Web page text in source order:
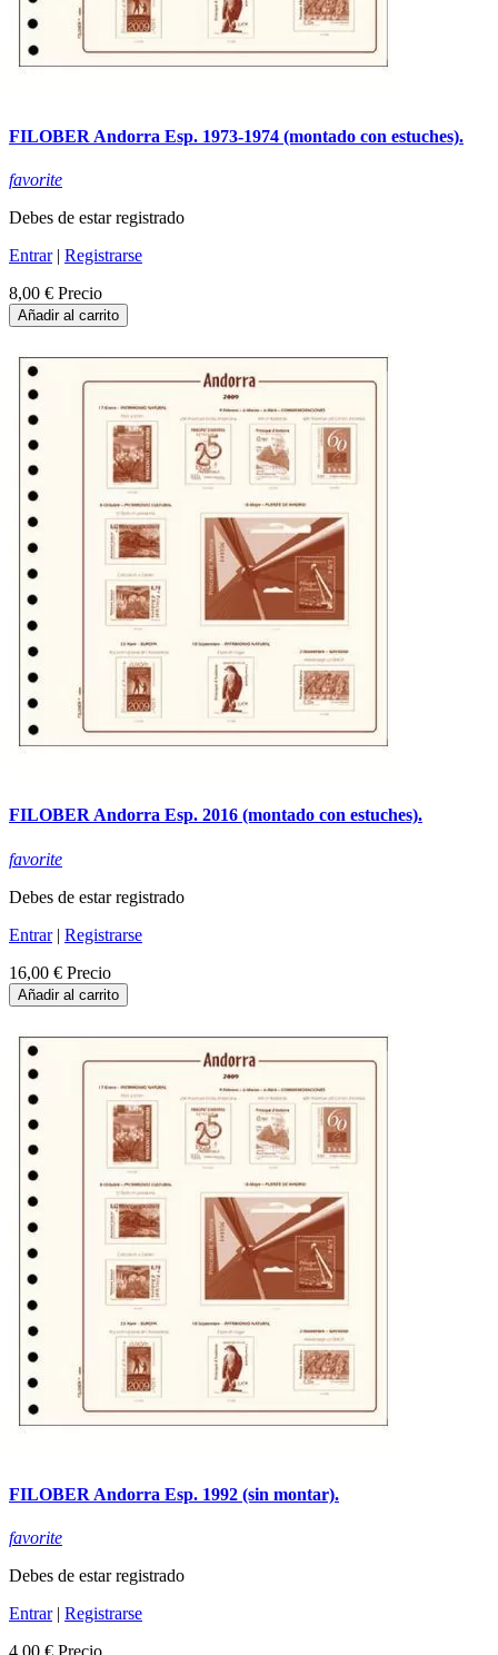
FILOBER Andorra Esp. 1973-1974 (montado con estuches).
favorite
Debes de estar registrado
Entrar| Registrarse
8,00 € Precio
Añadir al carrito
FILOBER Andorra Esp. 2016 (montado con estuches).
favorite
Debes de estar registrado
Entrar| Registrarse
16,00 € Precio
Añadir al carrito
FILOBER Andorra Esp. 1992 (sin montar).
favorite
Debes de estar registrado
Entrar| Registrarse
4,00 € Precio